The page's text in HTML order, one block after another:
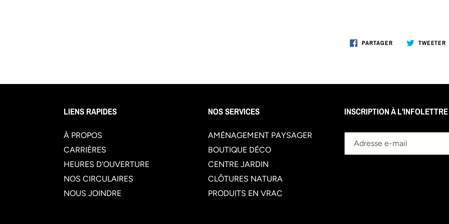
PARTAGERPARTAGER
SUR
TWEETER
LIENS RAPIDES
À PROPOS
CARRIÈRES
HEURES D'OUVERTURE
NOS CIRCULAIRES
NOUS JOINDRE
NOS SERVICES
AMÉNAGEMENT PAYSAGER
BOUTIQUE DÉCO
CENTRE JARDIN
CLÔTURES NATURA
PRODUITS EN VRAC
INSCRIPTION À L'INFOLETTRE